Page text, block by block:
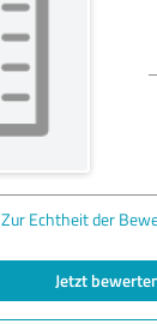
Zur Echtheit der
Jetzt